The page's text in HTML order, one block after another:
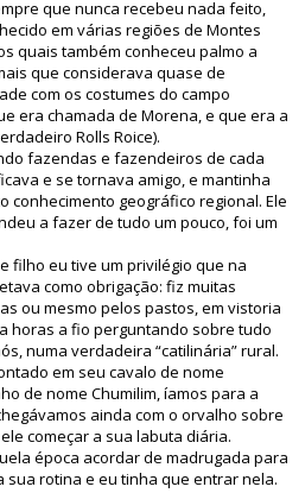
que nunca recebeu nada feito,
em várias regiões de Montes
quais também conheceu palmo a
que considerava quase de
com os costumes do campo
era chamada de Morena, e que era a
Rolls Roice).
fazendas e fazendeiros de cada
e se tornava amigo, e mantinha
conhecimento geográfico regional. Ele
a fazer de tudo um pouco, foi um
filho eu tive um privilégio que na
como obrigação: fiz muitas
ou mesmo pelos pastos, em vistoria
horas a fio perguntando sobre tudo
numa verdadeira “catilinária” rural.
em seu cavalo de nome
de nome Chumilim, íamos para a
ainda com o orvalho sobre
começar a sua labuta diária.
época acordar de madrugada para
sua rotina e eu tinha que entrar nela.